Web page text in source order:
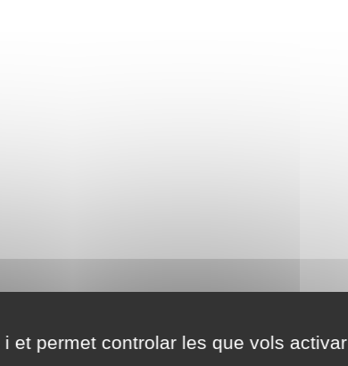
et permet controlar les que vols activar